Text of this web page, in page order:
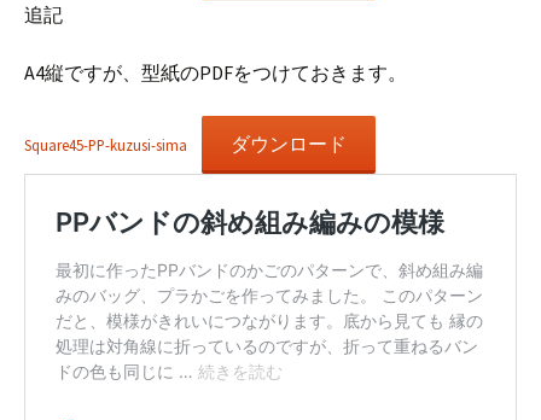
追記
A4縦ですが、型紙のPDFをつけておきます。
Square45-PP-kuzusi-sima ダウンロード